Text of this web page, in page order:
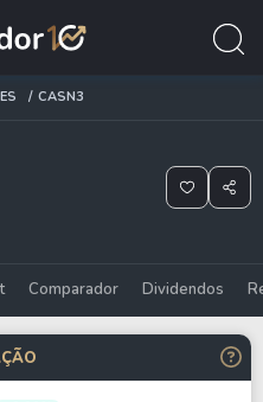
CASN3
Comparador Dividendos